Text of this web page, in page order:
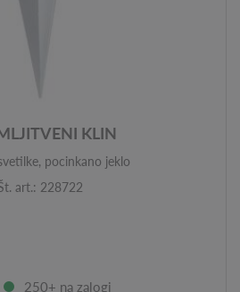
KLIN
pocinkano jeklo
art.: 228722
250+ na zalogi